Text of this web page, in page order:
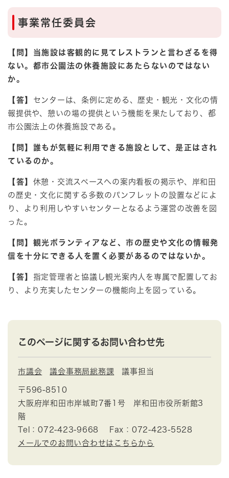
事業常任委員会
【問】当施設は客観的に見てレストランと言わざるを得
ない。都市公園法の休養施設にあたらないのでは ない
か。
【答】 センターは、条例に定める、歴史・観光・文化の情
報提供や、憩いの場の提供という機能を果たしており、都
市公園法上の休養施設である。
【問】誰もが気軽に利用できる施設として、是正はされ
ているのか。
【答】 休憩・交流スペースへの案内看板の掲示や、岸和田
の歴史・文化に関する多数のパンフレットの設置などによ
り、より利用しやすいセンターとなるよう運営の改善を図
った。
【問】観光ボランティアなど、市の歴史や文化の情報発
信を十分にできる人を置く必要があるのではない か。
【答】 指定管理者と協議し観光案内人を専属で配置してお
り、より充実したセンターの機能向上を図っている。
このページに関するお問い合わせ先
市議会 議会事務局総務課 議事担当
〒596-8510
大阪府岸和田市岸城町7番1号 岸和田市役所新館3
階
Tel：072-423-9668
Fax：072-423-5528
メールでのお問い合わせはこちらから